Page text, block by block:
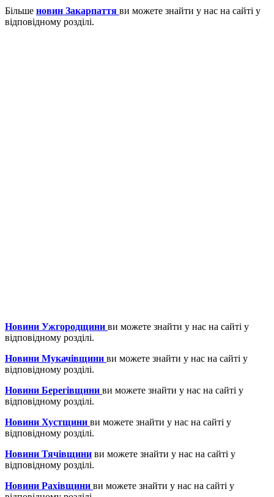
Більше новин Закарпаття ви можете знайти у нас на сайті у
відповідному розділі.
Новини Ужгородщини ви можете знайти у нас на сайті у
відповідному розділі.
Новини Мукачівщини ви можете знайти у нас на сайті у
відповідному розділі.
Новини Берегівщини ви можете знайти у нас на сайті у
відповідному розділі.
Новини Хустщини ви можете знайти у нас на сайті у
відповідному розділі.
Новини Тячівщини ви можете знайти у нас на сайті у
відповідному розділі.
Новини Рахівщини ви можете знайти у нас на сайті у